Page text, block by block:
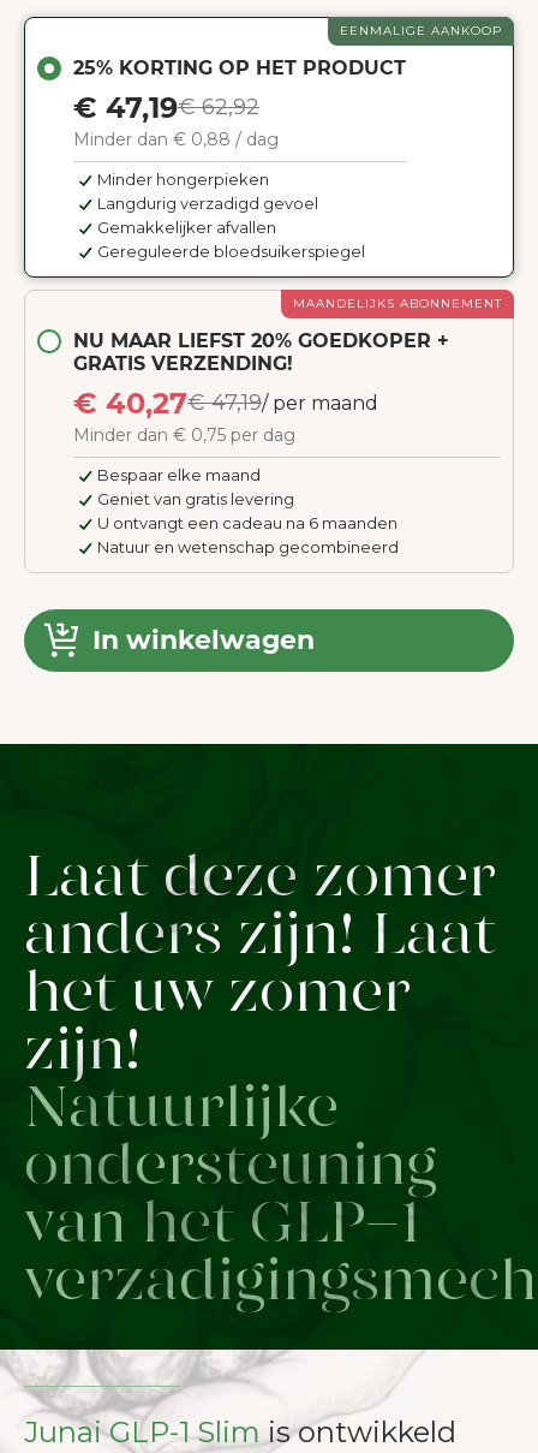
MAANDELIJKS ABONNEMENT
NU MAAR LIEFST 20% GOEDKOPER +
GRATIS VERZENDING!
€ 40,27€ 47,19/ per maand
Minder dan € 0,75 per dag
Bespaar elke maand
Geniet van gratis levering
U ontvangt een cadeau na 6 maanden
Natuur en wetenschap gecombineerd
EENMALIGE AANKOOP
25% KORTING OP HET PRODUCT
€ 47,19€ 62,92
Minder dan € 0,88 / dag
Minder hongerpieken
Langdurig verzadigd gevoel
Gemakkelijker afvallen
Gereguleerde bloedsuikerspiegel
In winkelwagen
Laat deze zomer
anders zijn! Laat
het uw zomer
zijn!
Natuurlijke
ondersteuning
van het GLP-1
Junai GLP-1 Slim is ontwikkeld
WELKOM BIJ JUNAIU.
Op onze website gebruiken wij cookies die
Meer